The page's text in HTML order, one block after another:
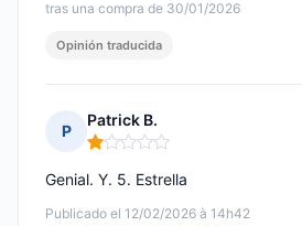
tras una compra de 30/01/2026
Opinión traducida
P
Patrick B.
Nota: 1 de 5
Publicado el 12/02/2026 à 14h42
Genial. Y. 5. Estrella